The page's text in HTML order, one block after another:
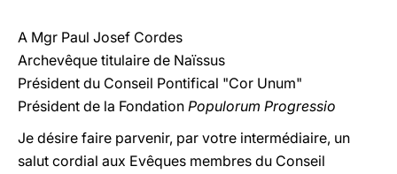
A Mgr Paul Josef Cordes
Archevêque titulaire de Naïssus
Président du Conseil Pontifical "Cor Unum"
Président de la Fondation Populorum Progressio
Je désire faire parvenir, par votre intermédiaire, un
salut cordial aux Evêques membres du Conseil